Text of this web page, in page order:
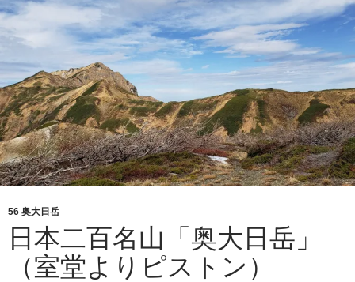
小
屋
56 奥大日岳
日本二百名山「奥大日岳」
（室堂よりピストン）